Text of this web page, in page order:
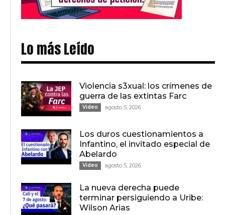
Lo más Leído
Violencia s3xual: los crímenes de
guerra de las extintas Farc
Video agosto 5, 2026
Los duros cuestionamientos a
Infantino, el invitado especial de
Abelardo
Video agosto 5, 2026
La nueva derecha puede
terminar persiguiendo a Uribe:
Wilson Arias